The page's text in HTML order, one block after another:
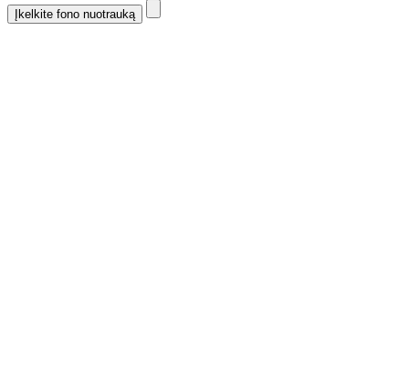
Įkelkite fono nuotrauką